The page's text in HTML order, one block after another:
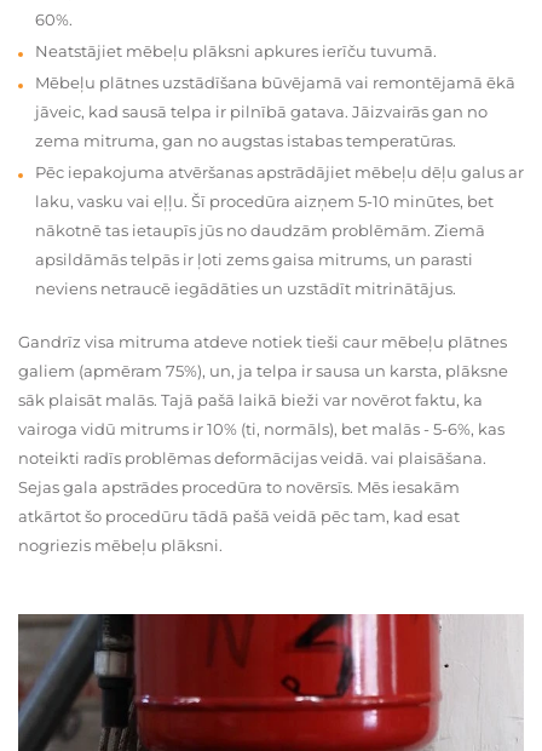
60%.
Neatstājiet mēbeļu plāksni apkures ierīču tuvumā.
Mēbeļu plātnes uzstādīšana būvējamā vai remontējamā ēkā
jāveic, kad sausā telpa ir pilnībā gatava. Jāizvairās gan no
zema mitruma, gan no augstas istabas temperatūras.
Pēc iepakojuma atvēršanas apstrādājiet mēbeļu dēļu galus ar
laku, vasku vai eļļu. Šī procedūra aizņem 5-10 minūtes, bet
nākotnē tas ietaupīs jūs no daudzām problēmām. Ziemā
apsildāmās telpās ir ļoti zems gaisa mitrums, un parasti
neviens netraucē iegādāties un uzstādīt mitrinātājus.
Gandrīz visa mitruma atdeve notiek tieši caur mēbeļu plātnes
galiem (apmēram 75%), un, ja telpa ir sausa un karsta, plāksne
sāk plaisāt malās. Tajā pašā laikā bieži var novērot faktu, ka
vairoga vidū mitrums ir 10% (ti, normāls), bet malās - 5-6%, kas
noteikti radīs problēmas deformācijas veidā. vai plaisāšana.
Sejas gala apstrādes procedūra to novērsīs. Mēs iesakām
atkārtot šo procedūru tādā pašā veidā pēc tam, kad esat
nogriezis mēbeļu plāksni.